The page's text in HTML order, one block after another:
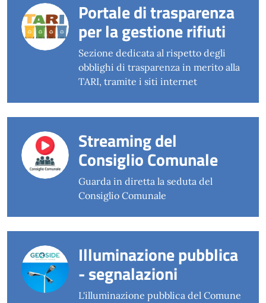
Portale di trasparenza
per la gestione rifiuti
Sezione dedicata al rispetto degli
obblighi di trasparenza in merito alla
TARI, tramite i siti internet
Streaming del
Consiglio Comunale
Guarda in diretta la seduta del
Consiglio Comunale
Illuminazione pubblica
- segnalazioni
L'illuminazione pubblica del Comune